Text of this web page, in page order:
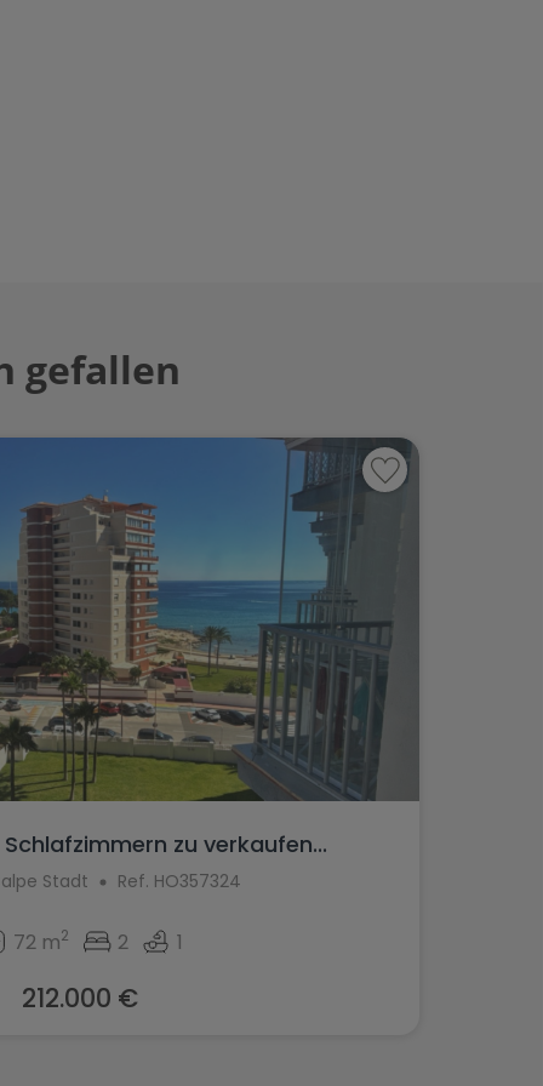
gefallen
zu verkaufen...
Stadt Ref. HO357324
72 m2 2 1
212.000 €